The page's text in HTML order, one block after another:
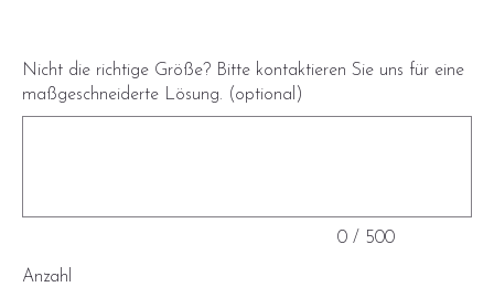
Nicht die richtige Größe? Bitte kontaktieren Sie uns für eine
maßgeschneiderte Lösung. (optional)
0 / 500
Anzahl